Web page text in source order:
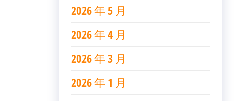
2026 年 5 月
2026 年 4 月
2026 年 3 月
2026 年 1 月